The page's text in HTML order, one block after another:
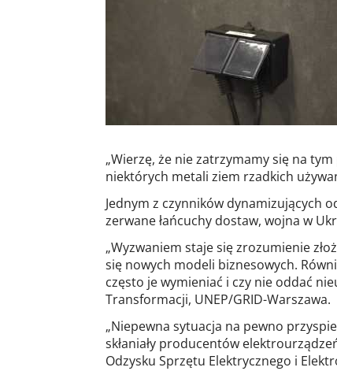
„Wierzę, że nie zatrzymamy się na
niektórych metali ziem rzadkich
Jednym z czynników dynamizujących
zerwane łańcuchy dostaw, wojna w
„Wyzwaniem staje się zrozumienie
się nowych modeli biznesowych.
często je wymieniać i czy nie oddać
Transformacji, UNEP/GRID-Warszawa.
„Niepewna sytuacja na pewno
skłaniały producentów
Odzysku Sprzętu Elektrycznego i